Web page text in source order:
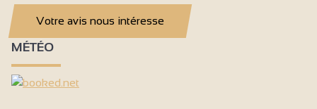
Votre avis nous intéresse
MÉTÉO